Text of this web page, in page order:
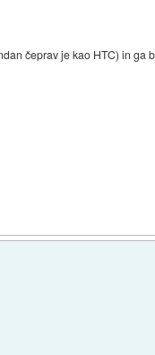
čeprav je kao HTC) in ga